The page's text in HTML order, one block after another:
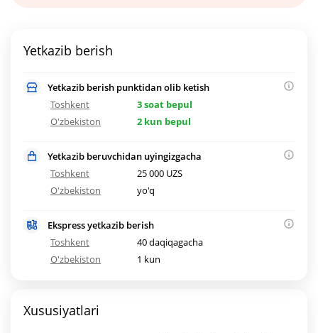
Yetkazib berish
Yetkazib berish punktidan olib ketish
Toshkent
3 soat bepul
O'zbekiston
2 kun bepul
Yetkazib beruvchidan uyingizgacha
Toshkent
25 000 UZS
O'zbekiston
yo'q
Ekspress yetkazib berish
Toshkent
40 daqiqagacha
O'zbekiston
1 kun
Xususiyatlari